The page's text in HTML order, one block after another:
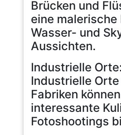
Brücken und
eine malerische
Wasser- und
Aussichten.
Industrielle Orte:
Industrielle
Fabriken
interessante
Fotoshootings